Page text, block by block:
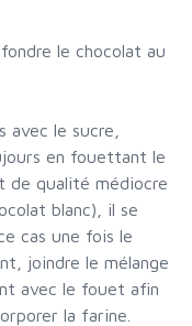
le chocolat au
le sucre,
en fouettant le
de qualité médiocre
blanc), il se
cas une fois le
joindre le mélange
avec le fouet afin
la farine.